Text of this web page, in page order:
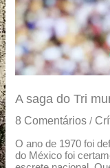
A saga do Tri
8 Comentários /
O ano de 1970 foi
do México foi